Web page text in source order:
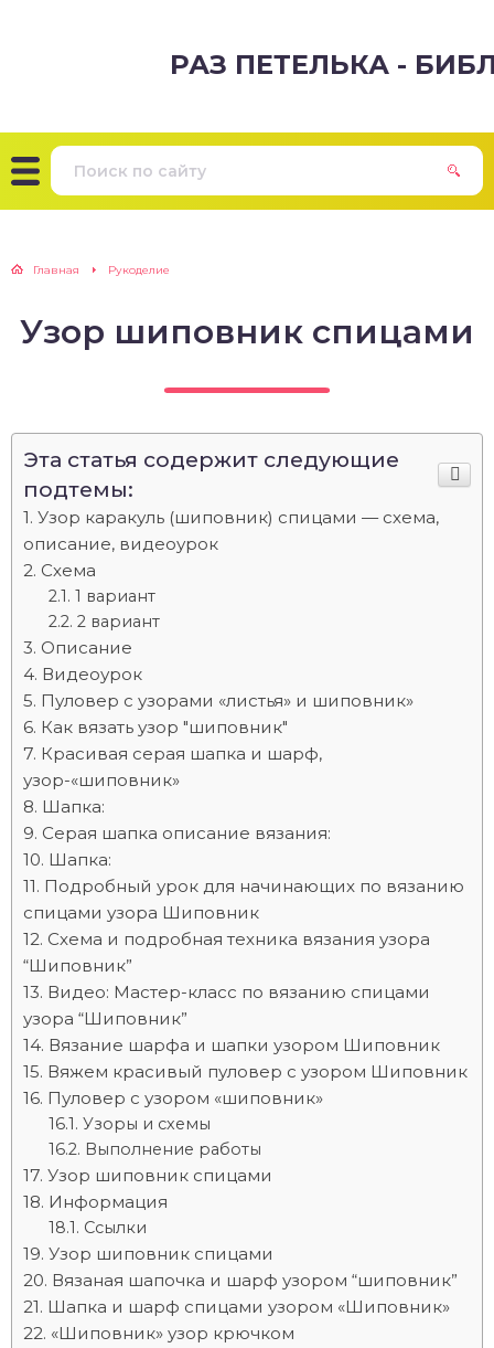
РАЗ ПЕТЕЛЬКА -
Главная Рукоделие
Узор шиповник спицами
Эта статья содержит следующие
подтемы:
Узор каракуль (шиповник) спицами — схема,
описание, видеоурок
Схема
1 вариант
2 вариант
Описание
Видеоурок
Пуловер с узорами «листья» и шиповник»
Как вязать узор "шиповник"
Красивая серая шапка и шарф,
узор-«шиповник»
Шапка:
Серая шапка описание вязания:
Шапка:
Подробный урок для начинающих по вязанию
спицами узора Шиповник
Схема и подробная техника вязания узора
“Шиповник”
Видео: Мастер-класс по вязанию спицами
узора “Шиповник”
Вязание шарфа и шапки узором Шиповник
Вяжем красивый пуловер с узором Шиповник
Пуловер с узором «шиповник»
Узоры и схемы
Выполнение работы
Узор шиповник спицами
Информация
Ссылки
Узор шиповник спицами
Вязаная шапочка и шарф узором “шиповник”
Шапка и шарф спицами узором «Шиповник»
«Шиповник» узор крючком